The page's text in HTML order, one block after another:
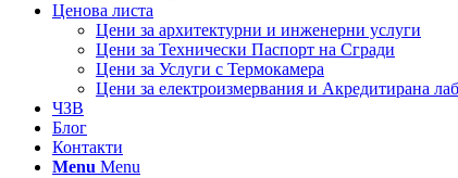
Ценова листа
Цени за архитектурни и инженерни услуги
Цени за Технически Паспорт на Сгради
Цени за Услуги с Термокамера
Цени за електроизмервания и Акредитирана
ЧЗВ
Блог
Контакти
Menu Menu